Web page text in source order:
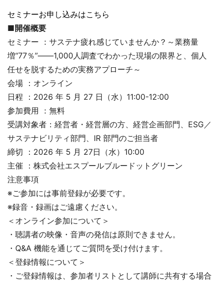
セミナーお申し込みはこちら
■開催概要
セミナー ：サステナ疲れ感じていませんか？～業務量
増“77％”――1,000人調査でわかった現場の限界と、個人
任せを脱するための実務アプローチ～
会場 ：オンライン
日程 ：2026 年 5 月 27 日（水）11:00-12:00
参加費用 ：無料
受講対象者：経営者・経営層の方、経営企画部門、ESG／
サステナビリティ部門、IR 部門のご担当者
締切 ：2026 年 5 月 27日（水）10:00
主催 ：株式会社エスプールブルードットグリーン
注意事項
※ご参加には事前登録が必要です。
※録音・録画はご遠慮ください。
＜オンライン参加について＞
・聴講者の映像・音声の発信は原則できません。
・Q&A 機能を通じてご質問を受け付けます。
＜登録情報について＞
・ご登録情報は、参加者リストとして講師に共有する場合